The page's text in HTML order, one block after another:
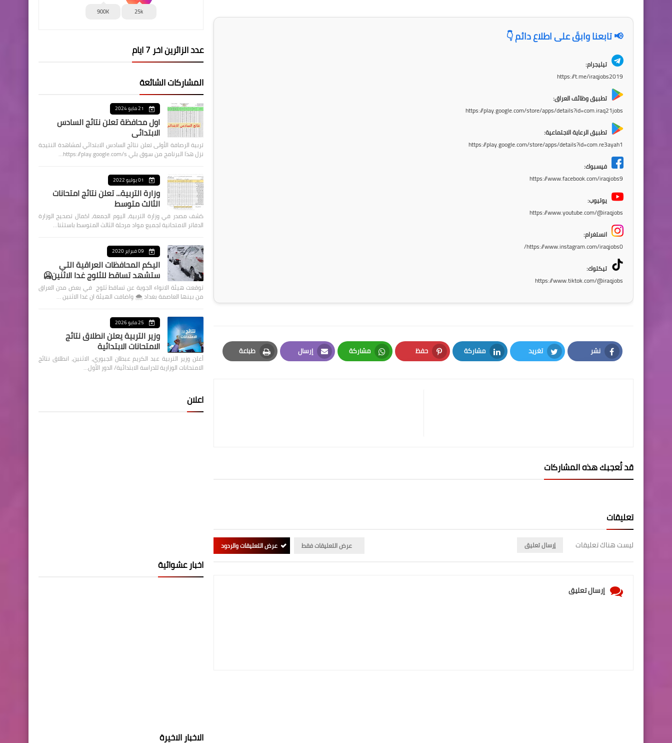
📢 تابعنا وابقَ على اطلاع دائم 👇
تيليجرام:
https://t.me/iraqjobs2019
تطبيق وظائف العراق:
https://play.google.com/store/apps/details?id=com.iraq21jobs
تطبيق الرعاية الاجتماعية:
https://play.google.com/store/apps/details?id=com.re3ayah1
فيسبوك:
https://www.facebook.com/iraqjobs9
يوتيوب:
https://www.youtube.com/@iraqjobs
انستغرام:
https://www.instagram.com/iraqjobs0/
تيكتوك:
https://www.tiktok.com/@iraqjobs
نشر
Facebook
تغريد
Twitter
مشاركة
LinkedIn
حفظ
Pinterest
مشاركة
Whatsapp
إرسال
Email
طباعة
Print
قد تُعجبك هذه المشاركات
تعليقات
ليست هناك تعليقات إرسال تعليق عرض التعليقات فقط عرض التعليقات والردود
إرسال تعليق
25k
900K
عدد الزائرين اخر 7 ايام
المشاركات الشائعة
21 مايو 2024
اول محافظة تعلن نتائج السادس
الابتدائي
تربية الرصافة الأولى تعلن نتائج السادس الابتدائي لمشاهدة النتيجة
نزل هذا البرنامج من سوق بلي https://play.google.com/s…
01 يوليو 2022
وزارة التربية... تعلن نتائج امتحانات
الثالث متوسط
كشف مصدر في وزارة التربية، اليوم الجمعة، اكمال تصحيح الوزارة
الدفاتر الامتحانية لجميع مواد مرحلة الثالث المتوسط باستثنا…
09 فبراير 2020
اليكم المحافظات العراقية التي
ستشهد تساقط للثلوج غدا الاثنين🥶
توقعت هيئة الانواء الجوية عن تساقط ثلوج في بعض مدن العراق
من بينها العاصمة بغداد ⁦🌨️⁩ واضافت الهيئة ان غدا الاثنين …
25 مايو 2026
وزير التربية يعلن انطلاق نتائج
الامتحانات الابتدائية
أعلن وزير التربية عبد الكريم عبطان الجبوري، الاثنين، انطلاق نتائج
الامتحانات الوزارية للدراسة الابتدائية/ الدور الأول…
اعلان
اخبار عشوائية
الاخبار الاخيرة